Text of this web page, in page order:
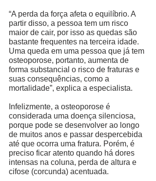
“A perda da força afeta o equilíbrio. A
partir disso, a pessoa tem um risco
maior de cair, por isso as quedas são
bastante frequentes na terceira idade.
Uma queda em uma pessoa que já tem
osteoporose, portanto, aumenta de
forma substancial o risco de fraturas e
suas consequências, como a
mortalidade”, explica a especialista.
Infelizmente, a osteoporose é
considerada uma doença silenciosa,
porque pode se desenvolver ao longo
de muitos anos e passar despercebida
até que ocorra uma fratura. Porém, é
preciso ficar atento quando há dores
intensas na coluna, perda de altura e
cifose (corcunda) acentuada.